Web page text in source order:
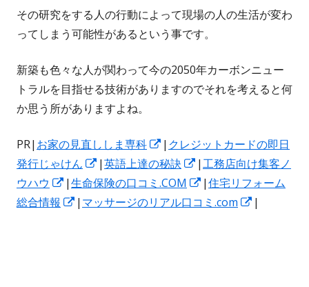
その研究をする人の行動によって現場の人の生活が変わ
ってしまう可能性があるという事です。
新築も色々な人が関わって今の2050年カーボンニュー
トラルを目指せる技術がありますのでそれを考えると何
か思う所がありますよね。
PR| お家の見直ししま専科
新
し
い
ウ
| クレジットカードの即日
発行じゃけん
新
し
い
|英語上達の秘訣
新
し
い
|工務店向け集客ノ
ウハウ
新
し
|生命保険の口コミ.COM
新
し
|住宅リフォーム
総合情報
新
| マッサージのリアル口コミ.com
新|